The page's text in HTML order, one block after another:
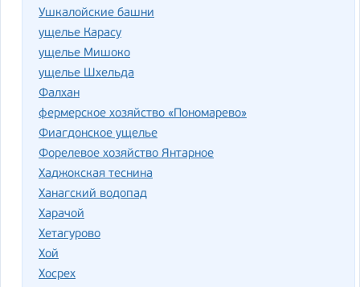
Ушкалойские башни
ущелье Карасу
ущелье Мишоко
ущелье Шхельда
Фалхан
фермерское хозяйство «Пономарево»
Фиагдонское ущелье
Форелевое хозяйство Янтарное
Хаджокская теснина
Ханагский водопад
Харачой
Хетагурово
Хой
Хосрех